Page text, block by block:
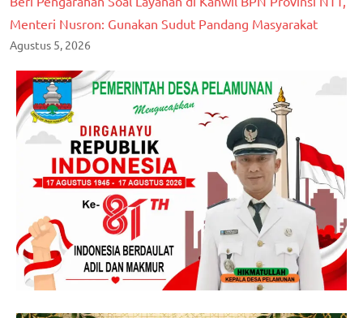
Menteri Nusron: Gunakan Sudut Pandang Masyarakat
Agustus 5, 2026